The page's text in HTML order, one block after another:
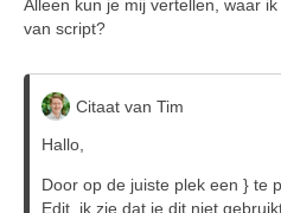
Alleen kun je mij vertellen, waar
van script?
Citaat van Tim
Hallo,
Door op de juiste plek een } te
Edit, ik zie dat je dit niet